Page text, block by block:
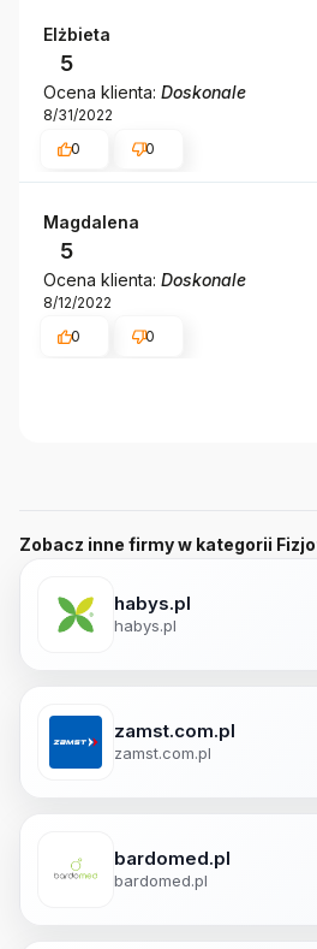
Elżbieta
5
Ocena klienta: Doskonale
8/31/2022
0
0
Magdalena
5
Ocena klienta: Doskonale
8/12/2022
0
0
Zobacz inne firmy w kategorii
habys.pl
habys.pl
zamst.com.pl
zamst.com.pl
bardomed.pl
bardomed.pl